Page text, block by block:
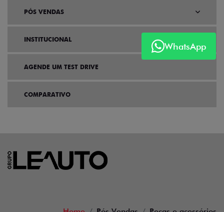
WhatsApp
PÓS VENDAS
INSTITUCIONAL
AGENDE UM TEST DRIVE
COMPARATIVO